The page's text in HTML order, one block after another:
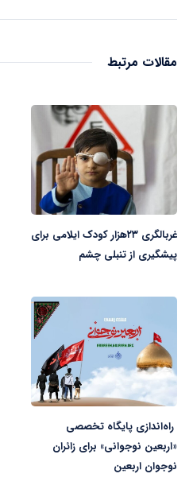
مقالات مرتبط
غربالگری ۲۳هزار کودک ایلامی برای
پیشگیری از تنبلی چشم
راه‌اندازی پایگاه تخصصی
«اربعین نوجوانی» برای زائران
نوجوان اربعین